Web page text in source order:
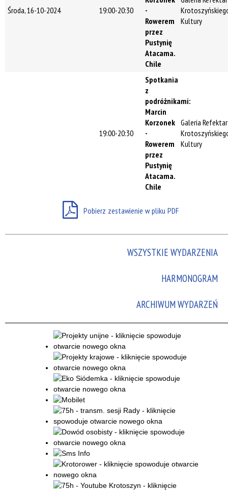
Promowane
Środa, 16-10-2024 19:00-20:30
-
Rowerem
przez
Pustynię
Atacama.
Chile
Kultury
19:00-20:30
Spotkania
z
podróżnikami:
Marcin
Korzonek
-
Rowerem
przez
Pustynię
Atacama.
Chile
Galeria
Kultury
Pobierz zestawienie w pliku PDF
WSZYSTKIE WYDARZENIA
HARMONOGRAM
ARCHIWUM WYDARZEŃ